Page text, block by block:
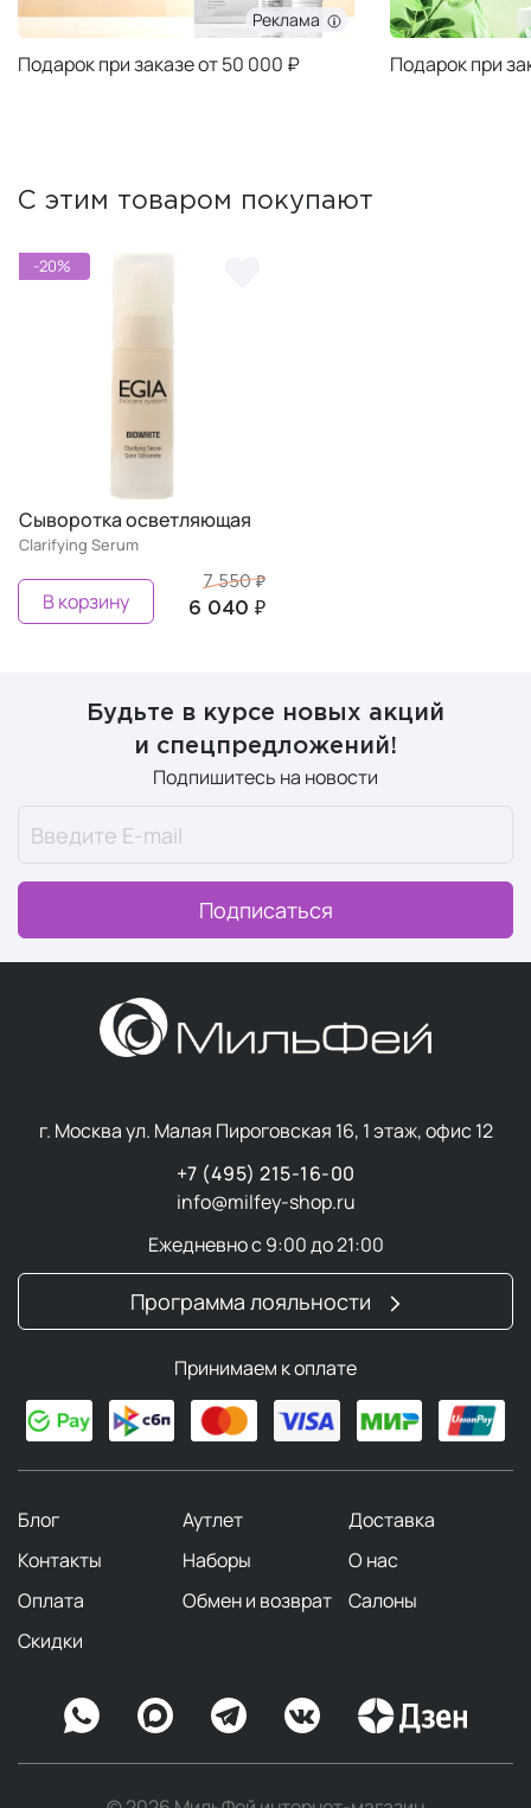
Реклама
Подарок при заказе от 50 000 ₽ Подарок при
С этим товаром покупают
-20%
Сыворотка осветляющая
Clarifying Serum
7 550 ₽
6 040 ₽
В корзину
Будьте в курсе новых акций
и спецпредложений!
Подпишитесь на новости
Подписаться
г. Москва ул. Малая Пироговская 16, 1 этаж, офис 12
+7 (495) 215-16-00
info@milfey-shop.ru
Ежедневно с 9:00 до 21:00
Программа лояльности
Принимаем к оплате
Блог Аутлет
Доставка
Контакты
Наборы
О нас
Оплата
Обмен и возврат
Салоны
Скидки